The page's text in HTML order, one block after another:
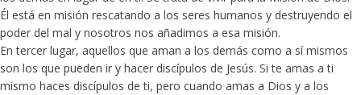
Él está en misión rescatando a los seres humanos y destruyendo el
poder del mal y nosotros nos añadimos a esa misión.
En tercer lugar, aquellos que aman a los demás como a sí mismos
son los que pueden ir y hacer discípulos de Jesús. Si te amas a ti
mismo haces discípulos de ti, pero cuando amas a Dios y a los